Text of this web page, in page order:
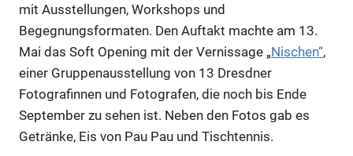
mit Ausstellungen, Workshops und
Begegnungsformaten. Den Auftakt machte am 13.
Mai das Soft Opening mit der Vernissage „Nischen“,
einer Gruppenausstellung von 13 Dresdner
Fotografinnen und Fotografen, die noch bis Ende
September zu sehen ist. Neben den Fotos gab es
Getränke, Eis von Pau Pau und Tischtennis.